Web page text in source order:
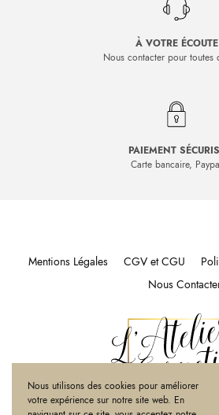
À VOTRE ÉCOUTE
Nous contacter pour toutes
PAIEMENT
Carte bancaire,
Mentions Légales CGV et CGU
Nous
Nous utilisons des cookies pour améliorer
votre expérience sur notre site web. En